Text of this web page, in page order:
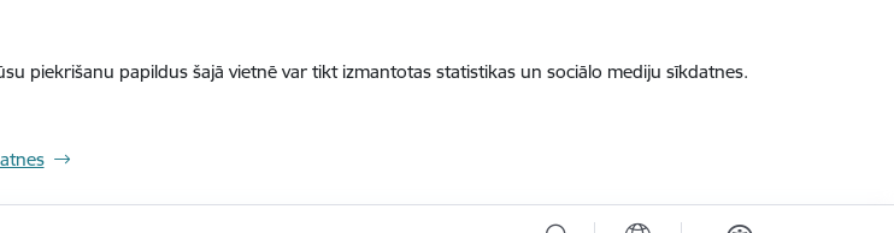
piekrišanu papildus šajā vietnē var tikt izmantotas statistikas un sociālo mediju sīkdatnes.